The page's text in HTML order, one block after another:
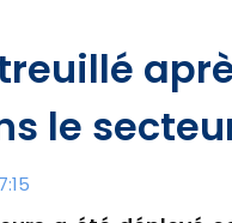
le